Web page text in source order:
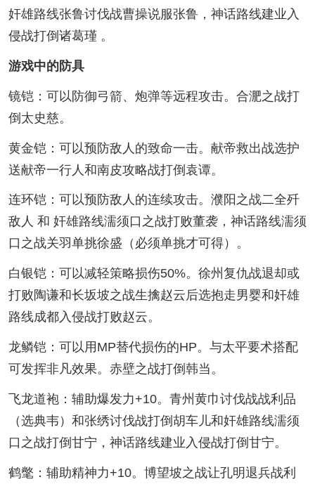
奸雄路线张鲁讨伐战曹操说服张鲁，神话路线建业入
侵战打倒诸葛瑾 。
游戏中的防具
镜铠：可以防御弓箭、炮弹等远程攻击。合淝之战打
倒太史慈。
黄金铠：可以预防敌人的致命一击。献帝救出战选护
送献帝一行人和南皮攻略战打倒袁谭。
连环铠：可以预防敌人的连续攻击。濮阳之战二全歼
敌人 和 奸雄路线濡须口之战打败董袭，神话路线濡须
口之战关羽单挑徐盛（必须单挑才可得）。
白银铠：可以减轻策略损伤50%。徐州复仇战退却或
打败陶谦和长坂坡之战生擒赵云后选抱走男婴和奸雄
路线成都入侵战打败赵云。
龙鳞铠：可以用MP替代损伤的HP。与太平要术搭配
可发挥非凡效果。赤壁之战打倒韩当。
飞龙道袍：辅助爆发力+10。青州黄巾讨伐战战利品
（选典韦）和张绣讨伐战打倒胡车儿和奸雄路线濡须
口之战打倒甘宁，神话路线建业入侵战打倒甘宁。
鹤氅：辅助精神力+10。博望坡之战让孔明退兵战利